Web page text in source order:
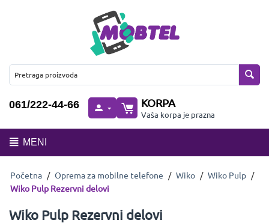
061/222-44-66 KORPA
Vaša korpa je prazna
MENI
Početna / Oprema za mobilne telefone / Wiko / Wiko Pulp /
Wiko Pulp Rezervni delovi
Wiko Pulp Rezervni delovi